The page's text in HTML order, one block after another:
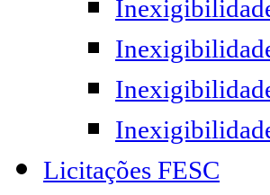
Licitações FESC